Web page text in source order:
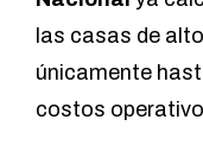
las casas de
únicamente
costos